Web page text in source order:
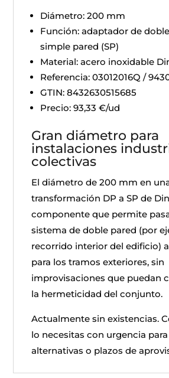
Diámetro: 200 mm
Función: adaptador de
simple pared (SP)
Material: acero inoxidable
Referencia: 03012016Q /
GTIN: 8432630515685
Precio: 93,33 €/ud
Gran diámetro para
instalaciones
colectivas
El diámetro de 200 mm en
transformación DP a SP de
componente que permite
sistema de doble pared (por
recorrido interior del edificio)
para los tramos exteriores, sin
improvisaciones que puedan
la hermeticidad del conjunto.
Actualmente sin existencias.
lo necesitas con urgencia
alternativas o plazos de